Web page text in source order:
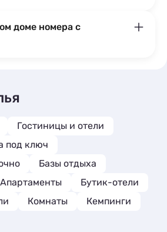
доме номера с
Гостиницы и отели
под ключ
Базы отдыха
Апартаменты
Бутик-отели
Комнаты Кемпинги